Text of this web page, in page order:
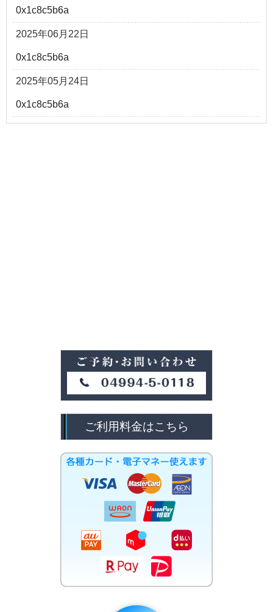
0x1c8c5b6a
2025年06月22日
0x1c8c5b6a
2025年05月24日
0x1c8c5b6a
ご利用料金はこちら